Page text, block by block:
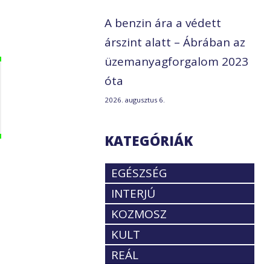
A benzin ára a védett
árszint alatt – Ábrában az
üzemanyagforgalom 2023
óta
2026. augusztus 6.
KATEGÓRIÁK
EGÉSZSÉG
INTERJÚ
KOZMOSZ
KULT
REÁL